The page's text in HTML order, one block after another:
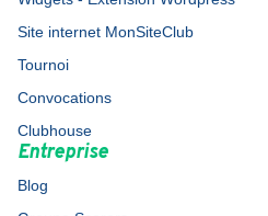
Site internet MonSiteClub
Tournoi
Convocations
Clubhouse
Entreprise
Blog